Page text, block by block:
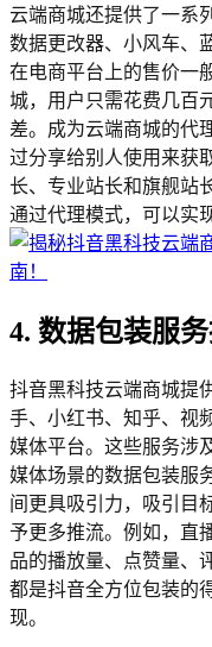
云端商城还提供了一系
数据更改器、小风车、
在电商平台上的售价一
城，用户只需花费几百
差。成为云端商城的代
过分享给别人使用来获
长、专业站长和旗舰站
通过代理模式，可以实
4. 数据包装服
抖音黑科技云端商城提
手、小红书、知乎、视
媒体平台。这些服务涉
媒体场景的数据包装服
间更具吸引力，吸引目
予更多推流。例如，直
品的播放量、点赞量、
都是抖音全方位包装的
现。